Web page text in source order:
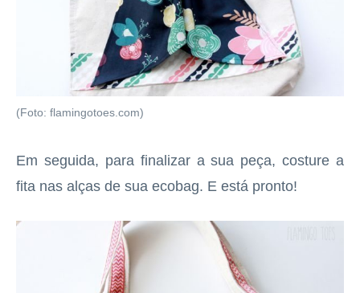
(Foto: flamingotoes.com)
Em seguida, para finalizar a sua peça, costure a
fita nas alças de sua ecobag. E está pronto!